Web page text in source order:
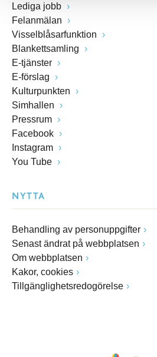
Lediga jobb
Felanmälan
Visselblåsarfunktion
Blankettsamling
E-tjänster
E-förslag
Kulturpunkten
Simhallen
Pressrum
Facebook
Instagram
You Tube
NYTTA
Behandling av personuppgifter
Senast ändrat på webbplatsen
Om webbplatsen
Kakor, cookies
Tillgänglighetsredogörelse